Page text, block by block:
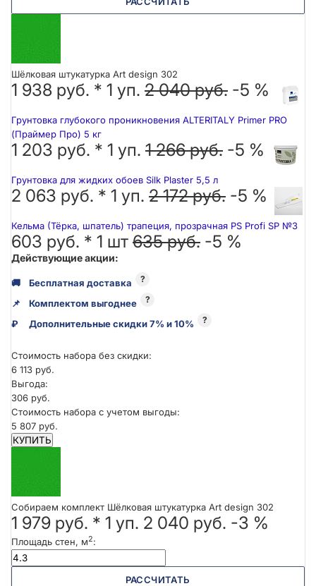
Шёлковая штукатурка Art design 302
1 938 руб. * 1 уп. 2 040 руб. -5 %
Грунтовка глубокого проникновения ALTERITALY Primer PRO
(Праймер Про) 5 кг
1 203 руб. * 1 уп. 1 266 руб. -5 %
Грунтовка для жидких обоев Silk Plaster 5,5 л
2 063 руб. * 1 уп. 2 172 руб. -5 %
Кельма (Тёрка, шпатель) трапеция, прозрачная PS Profi SP №3
603 руб. * 1 шт 635 руб. -5 %
Действующие акции:
🚚 Бесплатная доставка ?
📌 Комплектом выгоднее ?
₽ Дополнительные скидки 7% и 10% ?
Стоимость набора без скидки:
6 113 руб.
Выгода:
306 руб.
Стоимость набора с учетом выгоды:
5 807 руб.
КУПИТЬ
Собираем комплект Шёлковая штукатурка Art design 302
1 979 руб. * 1 уп. 2 040 руб. -3 %
Площадь стен, м2:
РАССЧИТАТЬ